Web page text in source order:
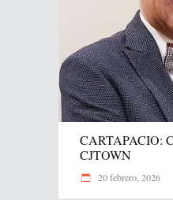
CARTAPACIO:
CJTOWN
20 febrero, 2026